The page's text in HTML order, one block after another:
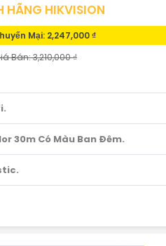
HÃNG HIKVISION
Mại: 2,247,000 ₫
Bán: 3,210,000 ₫
30m Có Màu Ban Ðêm.